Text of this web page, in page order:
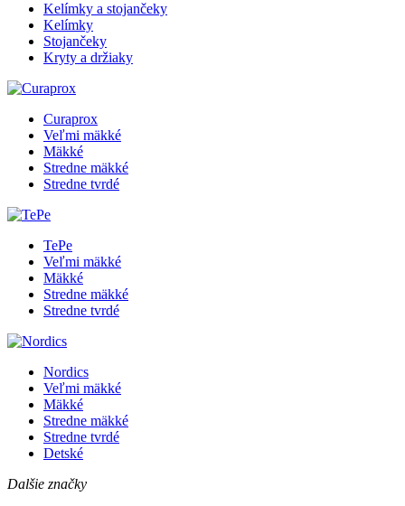
Kelímky a stojančeky
Kelímky
Stojančeky
Kryty a držiaky
Curaprox
Veľmi mäkké
Mäkké
Stredne mäkké
Stredne tvrdé
TePe
Veľmi mäkké
Mäkké
Stredne mäkké
Stredne tvrdé
Nordics
Veľmi mäkké
Mäkké
Stredne mäkké
Stredne tvrdé
Detské
Dalšie značky